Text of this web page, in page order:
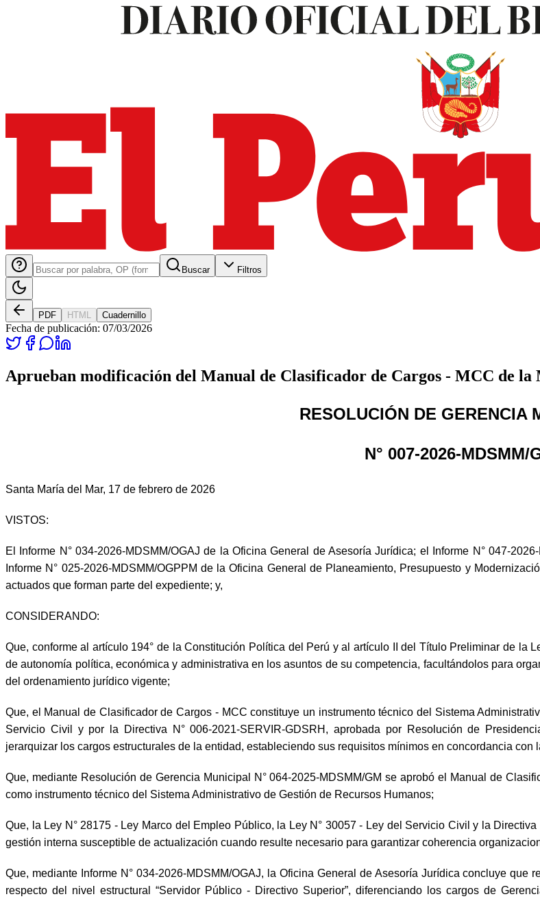
Buscar Filtros
PDF HTML Cuadernillo
Fecha de publicación: 07/03/2026
Aprueban modificación del Manual de Clasificador de Cargos - MCC de
RESOLUCIÓN DE GERENCIA
N° 007-2026-MDSMM/
Santa María del Mar, 17 de febrero de 2026
VISTOS:
El Informe N° 034-2026-MDSMM/OGAJ de la Oficina General de Asesoría Jurídica; el Informe N° 047-
Informe N° 025-2026-MDSMM/OGPPM de la Oficina General de Planeamiento, Presupuesto y
actuados que forman parte del expediente; y,
CONSIDERANDO:
Que, conforme al artículo 194° de la Constitución Política del Perú y al artículo II del Título Preliminar de la
de autonomía política, económica y administrativa en los asuntos de su competencia, facultándolos para
del ordenamiento jurídico vigente;
Que, el Manual de Clasificador de Cargos - MCC constituye un instrumento técnico del Sistema
Servicio Civil y por la Directiva N° 006-2021-SERVIR-GDSRH, aprobada por Resolución de
jerarquizar los cargos estructurales de la entidad, estableciendo sus requisitos mínimos en concordancia con
Que, mediante Resolución de Gerencia Municipal N° 064-2025-MDSMM/GM se aprobó el Manual de
como instrumento técnico del Sistema Administrativo de Gestión de Recursos Humanos;
Que, la Ley N° 28175 - Ley Marco del Empleo Público, la Ley N° 30057 - Ley del Servicio Civil y la
gestión interna susceptible de actualización cuando resulte necesario para garantizar coherencia
Que, mediante Informe N° 034-2026-MDSMM/OGAJ, la Oficina General de Asesoría Jurídica concluye
respecto del nivel estructural “Servidor Público - Directivo Superior”, diferenciando los cargos de